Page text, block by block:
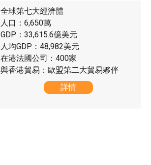
全球第七大經濟體
人口：6,650萬
GDP：33,615.6億美元
人均GDP：48,982美元
在港法國公司：400家
與香港貿易：歐盟第二大貿易夥伴
詳情